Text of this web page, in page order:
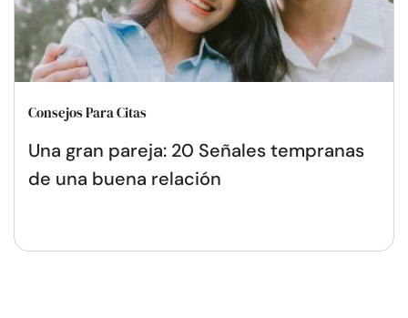
Consejos Para Citas
Una gran pareja: 20 Señales tempranas
de una buena relación